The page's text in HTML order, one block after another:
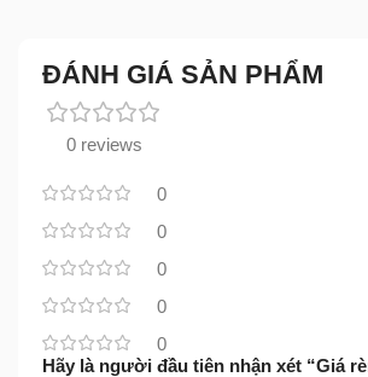
ĐÁNH GIÁ SẢN PHẨM
0 reviews
0
0
0
0
0
Hãy là người đầu tiên nhận xét “Giá